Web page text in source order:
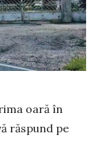
oară în
răspund pe